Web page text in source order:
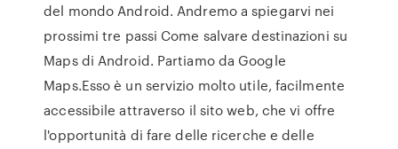
del mondo Android. Andremo a spiegarvi nei
prossimi tre passi Come salvare destinazioni su
Maps di Android. Partiamo da Google
Maps.Esso è un servizio molto utile, facilmente
accessibile attraverso il sito web, che vi offre
l'opportunità di fare delle ricerche e delle